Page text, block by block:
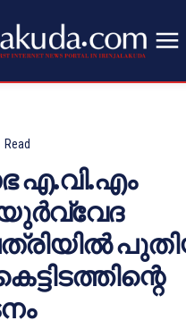
Read
എ.വി.എം